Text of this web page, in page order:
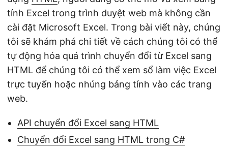
tính Excel trong trình duyệt web mà không cần
cài đặt Microsoft Excel. Trong bài viết này, chúng
tôi sẽ khám phá chi tiết về cách chúng tôi có thể
tự động hóa quá trình chuyển đổi từ Excel sang
HTML để chúng tôi có thể xem sổ làm việc Excel
trực tuyến hoặc nhúng bảng tính vào các trang
web.
API chuyển đổi Excel sang HTML
Chuyển đổi Excel sang HTML trong C#